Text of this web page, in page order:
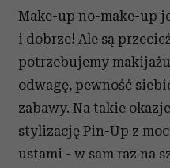
Make-up no-make-up
i dobrze! Ale są
potrzebujemy
odwagę, pewność
zabawy. Na takie
stylizację Pin-Up z
ustami - w sam raz na